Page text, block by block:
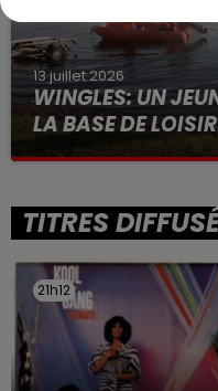
13 juillet 2026
WINGLES: UN
LA BASE DE
La victime a coulé à
TITRES
21h12
21h12